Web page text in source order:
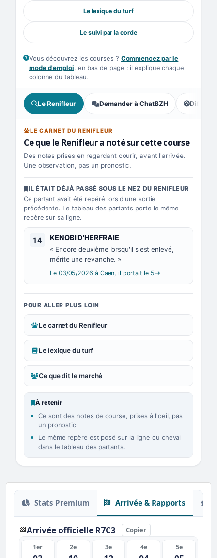
Le lexique du turf
Le suivi par la corde
Vous découvrez les courses ? Commencez par le
mode d'emploi, en bas de page : il explique chaque
colonne du tableau.
Le Renifleur Demander à ChatBZH ,
LE CARNET DU RENIFLEUR
Ce que le Renifleur a noté sur cette course
Des notes prises en regardant courir, avant l'arrivée.
Une observation, pas un pronostic.
IL ÉTAIT DÉJÀ PASSÉ SOUS LE NEZ DU RENIFLEUR
Ce partant avait été repéré lors d'une sortie
précédente. Le tableau des partants porte le même
repère sur sa ligne.
14 Numéro 14 :
KENOBI D'HERFRAIE
« Encore deuxième lorsqu'il s'est enlevé,
mérite une revanche. »
Le 03/05/2026 à Caen, il portait le 5
POUR ALLER PLUS LOIN
Le carnet du Renifleur
Le lexique du turf
Ce que dit le marché
À retenir
Ce sont des notes de course, prises à l'oeil, pas
un pronostic.
Le même repère est posé sur la ligne du cheval
dans le tableau des partants.
Stats Premium Arrivée & Rapports
🏁Arrivée officielle R7C3 Copier
1er 2e 3e 4e 5e